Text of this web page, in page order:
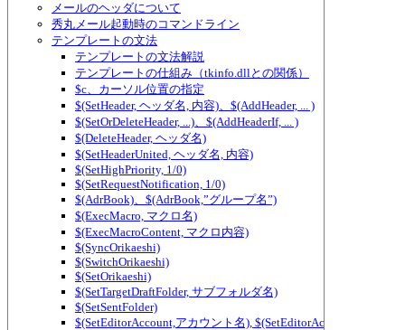
メールのヘッダについて
秀丸メール起動時のコマンドライン
テンプレートの文法
テンプレートの文法解説
テンプレートの仕組み（tkinfo.dllとの関係）
$c、カーソル位置の指定
$(SetHeader, ヘッダ名, 内容)、$(AddHeader, ... )
$(SetOrDeleteHeader, ...)、$(AddHeaderIf, ... )
$(DeleteHeader, ヘッダ名)
$(SetHeaderUnited, ヘッダ名, 内容)
$(SetHighPriority, 1/0)
$(SetRequestNotification, 1/0)
$(AdrBook)、$(AdrBook,”グループ名”)
$(ExecMacro, マクロ名)
$(ExecMacroContent, マクロ内容)
$(SyncOrikaeshi)
$(SwitchOrikaeshi)
$(SetOrikaeshi)
$(SetTargetDraftFolder, サブフォルダ名)
$(SetSentFolder)
$(SetEditorAccount,アカウント名), $(SetEditorAccount2,アカウ